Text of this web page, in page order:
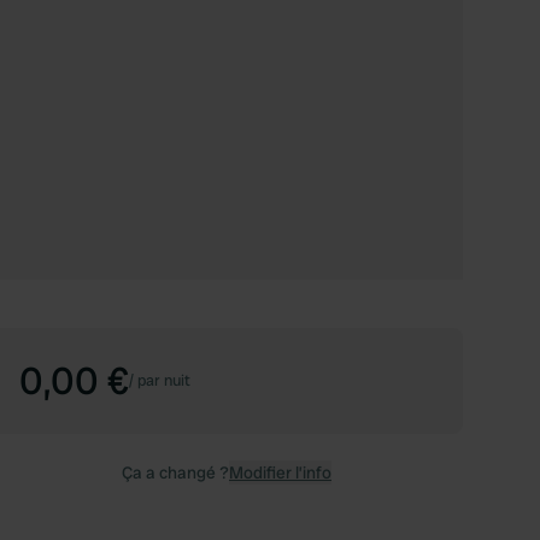
0,00 €/ par nuit
Ça a changé ?Modifier l’info